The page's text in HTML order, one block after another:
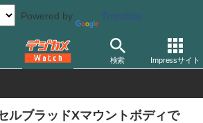
Powered by Translate
検索 Impressサイト
マウントアダプター
ルブラッドXマウントボディで